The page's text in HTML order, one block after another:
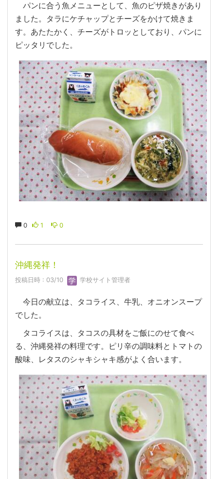
パンに合う魚メニューとして、魚のピザ焼きがあり
ました。タラにケチャップとチーズをかけて焼きま
す。あたたかく、チーズがトロッとしており、パンに
ピッタリでした。
0 1 0
沖縄発祥！
投稿日時 : 03/10 学校サイト管理者
今日の献立は、タコライス、牛乳、オニオンスープ
でした。
タコライスは、タコスの具材をご飯にのせて食べ
る、沖縄発祥の料理です。ピリ辛の調味料とトマトの
酸味、レタスのシャキシャキ感がよく合います。